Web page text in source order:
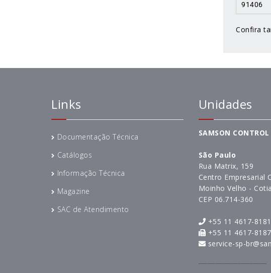
91406
Confira
Links
Documentação Técnica
Catálogos
Informação Técnica
Magazine
SAC de Atendimento
Unidades
SAMSON
São Paulo
Rua Matrix, 159
Centro Empresarial
Moinho Velho -
CEP 06.714-360
+55 11 4617-8181
+55 11 4617-8187
service-sp-